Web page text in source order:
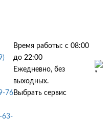
76
63-
Время работы: с 08:00
до 22:00
Ежедневно, без
выходных.
Выбрать сервис